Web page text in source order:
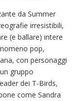
da Summer
irresistibili,
(e ballare) intere
pop,
con personaggi
gruppo
dei T-Birds,
come Sandra